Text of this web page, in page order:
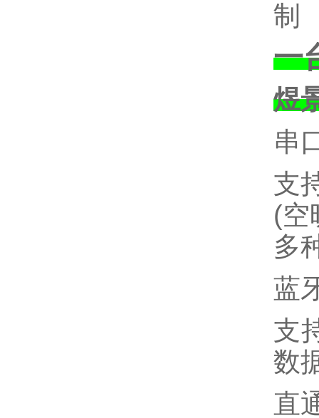
制‌
一
煜
串
支
(空
多
蓝
支
数
直